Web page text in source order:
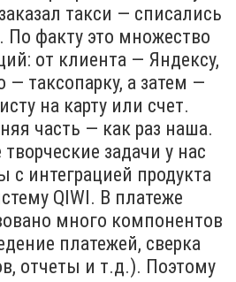
такси — списались
По факту это множество
от клиента — Яндексу,
— таксопарку, а затем —
на карту или счет.
часть — как раз наша.
задачи у нас
с интеграцией продукта
QIWI. В платеже
много компонентов
платежей, сверка
отчеты и т.д.). Поэтому